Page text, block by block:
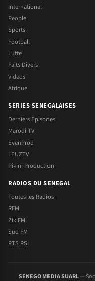
International
People
Sports
Football
Lutte
Faits Divers
Videos
Afrique
SERIES SENEGALAISES
Derniers Episodes
Marodi TV
EvenProd
LEUZTV
Pikini Production
RADIOS DU SENEGAL
Toutes les Radios
RFM
Zik FM
Sud FM
RTS RSI
SENEGO MEDIA SUARL—